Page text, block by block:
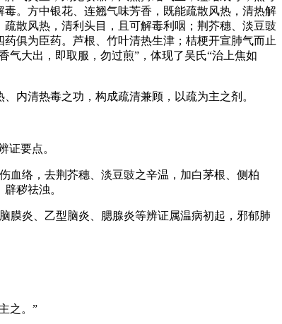
。方中银花、连翘气味芳香，既能疏散风热，清热解
散风热，清利头目，且可解毒利咽；荆芥穗、淡豆豉
俱为臣药。芦根、竹叶清热生津；桔梗开宣肺气而止
气大出，即取服，勿过煎”，体现了吴氏“治上焦如
内清热毒之功，构成疏清兼顾，以疏为主之剂。
证要点。
血络，去荆芥穗、淡豆豉之辛温，加白茅根、侧柏
秽祛浊。
膜炎、乙型脑炎、腮腺炎等辨证属温病初起，邪郁肺
之。”